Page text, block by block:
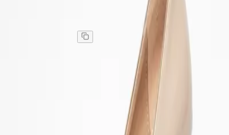
Kadın V Kesim Alçak Stiletto Topuklu Ayakkabı Bej
Kadın V Kesim Alçak Stiletto Topuklu Ayakkabı Bej
%40